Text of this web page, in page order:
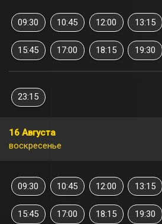
09:30 10:45 12:00 13:15
15:45 17:00 18:15 19:30
23:15
16 Августа
воскресенье
09:30 10:45 12:00 13:15
15:45 17:00 18:15 19:30